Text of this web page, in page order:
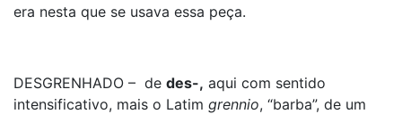
era nesta que se usava essa peça.
DESGRENHADO – de des-, aqui com sentido
intensificativo, mais o Latim grennio, “barba”, de um